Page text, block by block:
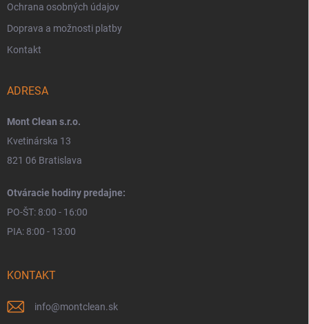
Ochrana osobných údajov
Doprava a možnosti platby
Kontakt
ADRESA
Mont Clean s.r.o.
Kvetinárska 13
821 06 Bratislava
Otváracie hodiny predajne:
PO-ŠT: 8:00 - 16:00
PIA: 8:00 - 13:00
KONTAKT
info@montclean.sk